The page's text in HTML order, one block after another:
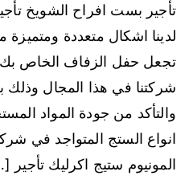
تأجير بست افراح الشويخ
لدينا اشكال متعددة ومتميزة
تجعل حفل الزفاف الخاص بك
شركتنا في هذا المجال وذلك
والتأكد من جودة المواد
انواع الستج المتواجد في
المونيوم ستيج اكرليك تأجير